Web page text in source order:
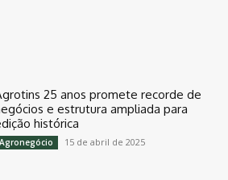
25 anos promete recorde de
e estrutura ampliada para
histórica
Agronegócio 15 de abril de 2025